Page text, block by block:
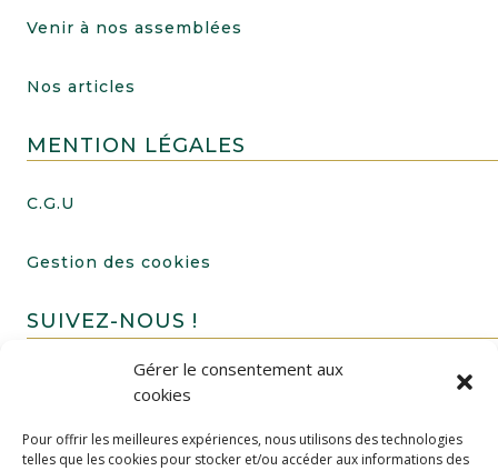
Gérer le consentement aux
cookies
Pour offrir les meilleures expériences, nous utilisons des technologies
telles que les cookies pour stocker et/ou accéder aux informations des
Venir à nos assemblées
Nos articles
MENTION LÉGALES
C.G.U
Gestion des cookies
SUIVEZ-NOUS !